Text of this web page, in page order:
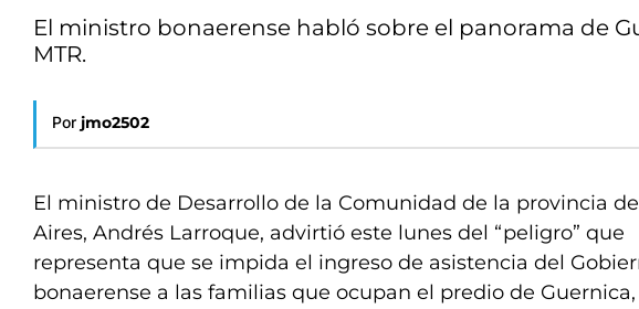
El ministro bonaerense habló sobre el panorama de
MTR.
Por jmo2502
El ministro de Desarrollo de la Comunidad de la provincia
Aires, Andrés Larroque, advirtió este lunes del “peligro” que
representa que se impida el ingreso de asistencia del
bonaerense a las familias que ocupan el predio de Guernica,